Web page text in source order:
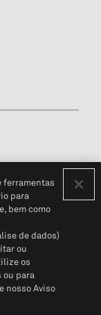
(em inglês)
Global
ferramentas
para
bem como
de dados)
ou
os
ou para
nosso Aviso